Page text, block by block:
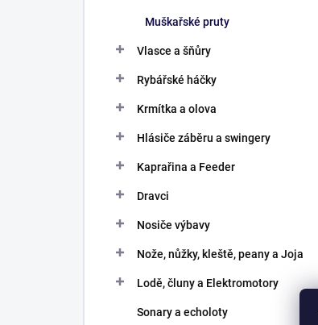
Muškařské pruty
Vlasce a šňůry
Rybářské háčky
Krmítka a olova
Hlásiče záběru a swingery
Kaprařina a Feeder
Dravci
Nosiče výbavy
Nože, nůžky, kleště, peany a Joja
Lodě, čluny a Elektromotory
Sonary a echoloty